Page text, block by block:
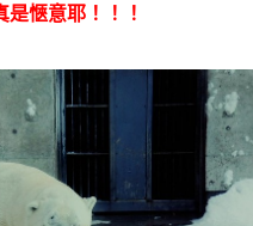
是愜意耶！！！